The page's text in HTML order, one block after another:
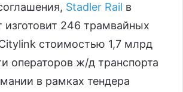
Stadler Rail в
изготовит 246 трамвайных
стоимостью 1,7 млрд
операторов ж/д транспорта
в рамках тендера